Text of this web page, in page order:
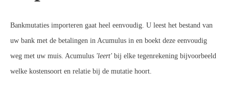
Bankmutaties importeren gaat heel eenvoudig. U leest het bestand van
uw bank met de betalingen in Acumulus in en boekt deze eenvoudig
weg met uw muis. Acumulus 'leert' bij elke tegenrekening bijvoorbeeld
welke kostensoort en relatie bij de mutatie hoort.